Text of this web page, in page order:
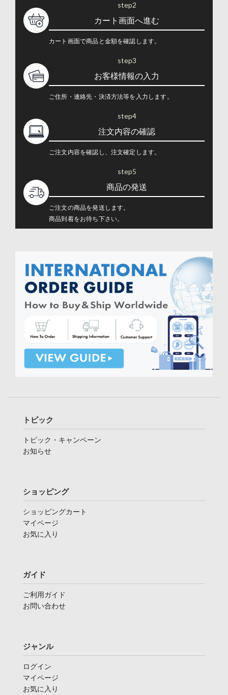
step2
カート画面へ進む
カート画面で商品と金額を確認します。
step3
お客様情報の入力
ご住所・連絡先・決済方法等を入力します。
step4
注文内容の確認
ご注文内容を確認し、注文確定します。
step5
商品の発送
ご注文の商品を発送します。
商品到着をお待ち下さい。
トピック
トピック・キャンペーン
お知らせ
ショッピング
ショッピングカート
マイページ
お気に入り
ガイド
ご利用ガイド
お問い合わせ
ジャンル
ログイン
マイページ
お気に入り